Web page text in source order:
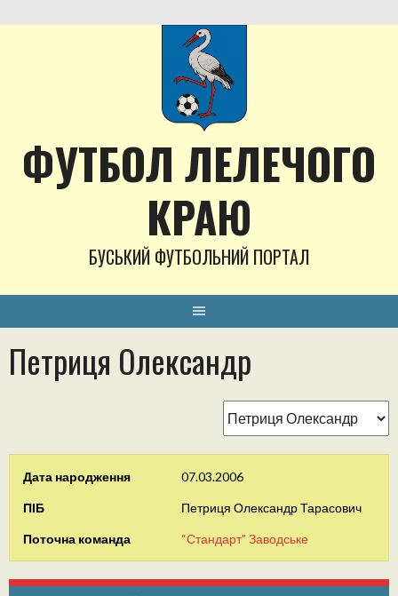
to
ФУТБОЛ ЛЕЛЕЧОГО
КРАЮ
БУСЬКИЙ ФУТБОЛЬНИЙ ПОРТАЛ
Петриця Олександр
Дата народження 07.03.2006
ПІБ Петриця Олександр Тарасович
Поточна команда “Стандарт” Заводське